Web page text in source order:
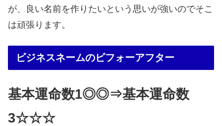
が、良い名前を作りたいという思いが強いのでそこ
は頑張ります。
ビジネスネームのビフォーアフター
基本運命数1◎◎⇒基本運命数
3☆☆☆